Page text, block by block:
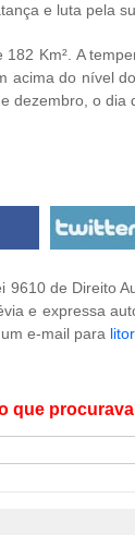
e luta pela
Km². A
acima do nível
dezembro, o dia
de Direito
e expressa
e-mail para
que